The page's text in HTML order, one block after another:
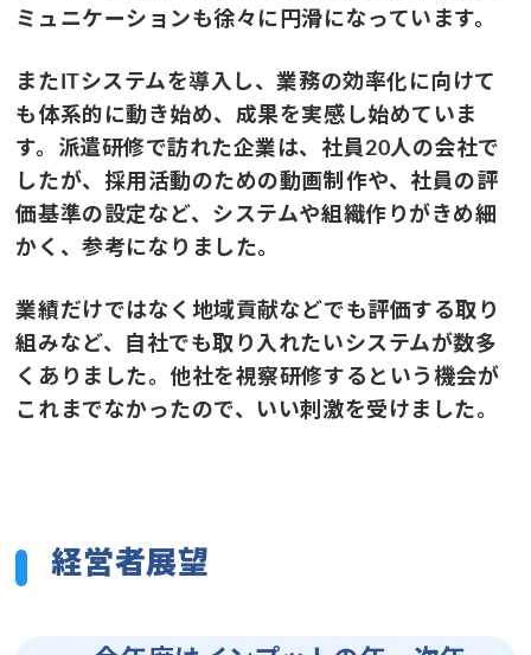
ミュニケーションも徐々に円滑になっています。
またITシステムを導入し、業務の効率化に向けて
も体系的に動き始め、成果を実感し始めていま
す。派遣研修で訪れた企業は、社員20人の会社で
したが、採用活動のための動画制作や、社員の評
価基準の設定など、システムや組織作りがきめ細
かく、参考になりました。
業績だけではなく地域貢献などでも評価する取り
組みなど、自社でも取り入れたいシステムが数多
くありました。他社を視察研修するという機会が
これまでなかったので、いい刺激を受けました。
経営者展望